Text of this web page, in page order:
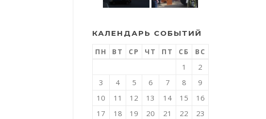
КАЛЕНДАРЬ СОБЫТИЙ
ПН ВТ СР ЧТ ПТ СБ ВС
1
2
3
4 5 6 7 8
9
10
11 12 13 14 15
16
17
18 19 20 21 22
23